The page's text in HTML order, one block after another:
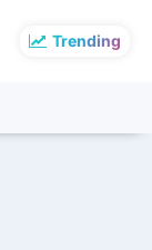
Trending